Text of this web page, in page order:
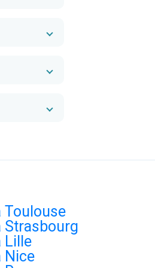
Toulouse
Strasbourg
Lille
Nice